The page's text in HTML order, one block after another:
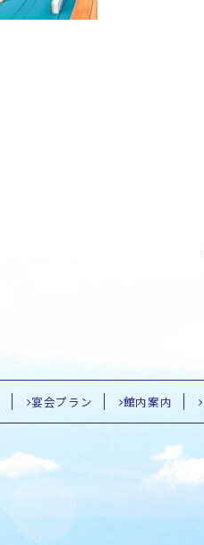
宴会プラン 館内案内